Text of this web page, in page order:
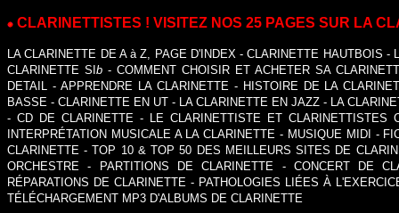
CLARINETTISTES ! VISITEZ NOS 25 PAGES SUR LA
LA CLARINETTE DE A à Z, PAGE D'INDEX - CLARINETTE HAUTBOIS -
CLARINETTE SI b - COMMENT CHOISIR ET ACHETER SA
DETAIL - APPRENDRE LA CLARINETTE - HISTOIRE DE LA
BASSE - CLARINETTE EN UT - LA CLARINETTE EN JAZZ - LA
- CD DE CLARINETTE -
LE CLARINETTISTE ET CLARINETTISTES
INTERPRÉTATION MUSICALE A LA CLARINETTE - MUSIQUE MIDI -
CLARINETTE -TOP 10 & TOP 50 DES MEILLEURS SITES DE
ORCHESTRE - PARTITIONS DE CLARINETTE - CONCERT DE
RÉPARATIONS DE CLARINETTE - PATHOLOGIES LIÉES À
TÉLÉCHARGEMENT MP3 D'ALBUMS DE CLARINETTE